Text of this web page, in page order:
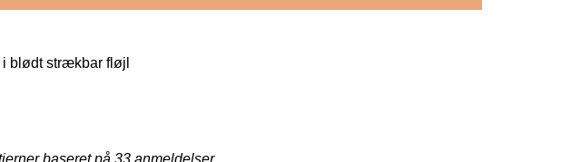
blødt strækbar fløjl
baseret på 33 anmeldelser